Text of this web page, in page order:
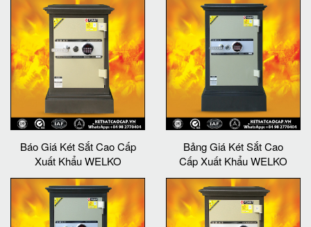
Báo Giá Két Sắt Cao Cấp
Xuất Khẩu WELKO
Bảng Giá Két Sắt Cao
Cấp Xuất Khẩu WELKO